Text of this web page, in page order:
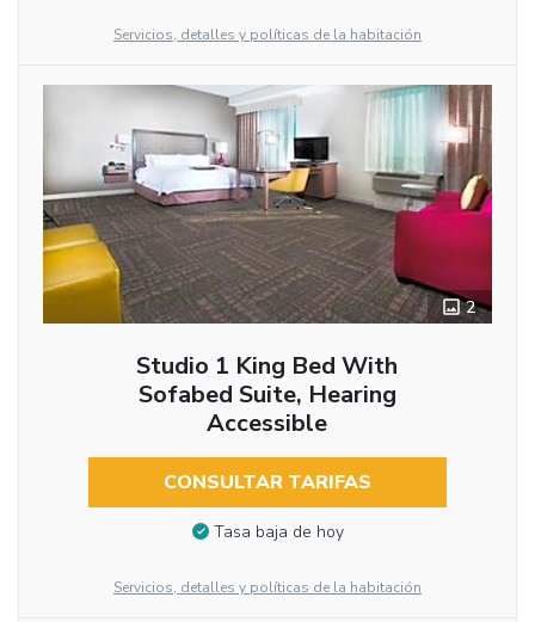
Servicios, detalles y políticas de la habitación
2
Studio 1 King Bed With
Sofabed Suite, Hearing
Accessible
CONSULTAR TARIFAS
Tasa baja de hoy
Servicios, detalles y políticas de la habitación